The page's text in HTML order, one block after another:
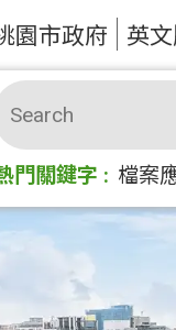
園市政府 英文
門關鍵字 檔案